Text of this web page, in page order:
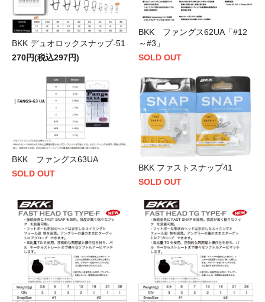
BKK デュオロックスナップ-51
270円(税込297円)
BKK ファングス62UA「#12
～#3」
SOLD OUT
BKK ファングス63UA
SOLD OUT
BKK ファストスナップ41
SOLD OUT